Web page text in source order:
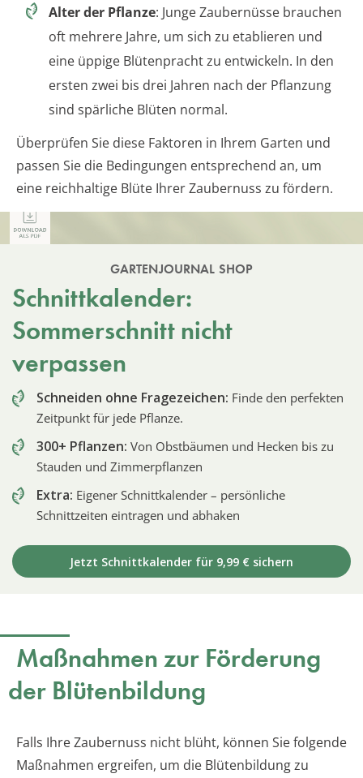
Alter der Pflanze: Junge Zaubernüsse brauchen
oft mehrere Jahre, um sich zu etablieren und
eine üppige Blütenpracht zu entwickeln. In den
ersten zwei bis drei Jahren nach der Pflanzung
sind spärliche Blüten normal.
Überprüfen Sie diese Faktoren in Ihrem Garten und
passen Sie die Bedingungen entsprechend an, um
eine reichhaltige Blüte Ihrer Zaubernuss zu fördern.
GARTENJOURNAL SHOP
Schnittkalender:
Sommerschnitt nicht
verpassen
Schneiden ohne Fragezeichen: Finde den perfekten
Zeitpunkt für jede Pflanze.
300+ Pflanzen: Von Obstbäumen und Hecken bis zu
Stauden und Zimmerpflanzen
Extra: Eigener Schnittkalender – persönliche
Schnittzeiten eintragen und abhaken
Jetzt Schnittkalender für 9,99 € sichern
Maßnahmen zur Förderung
der Blütenbildung
Falls Ihre Zaubernuss nicht blüht, können Sie folgende
Maßnahmen ergreifen, um die Blütenbildung zu